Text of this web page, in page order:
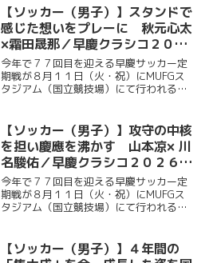
ピッチに立つ。今回ケイスポでは選手だ
けではなく、グラウンド...
【ソッカー（男子）】スタンドで
感じた想いをプレーに 秋元心太
×霜田晟那／早慶クラシコ２０２
６直前企画第３弾
今年で７７回目を迎える早慶サッカー定
期戦が８月１１日（火・祝）にMUFGス
タジアム（国立競技場）にて行われる。
ッチに立つ。今回ケイスポでは選手だけ
ではなく、グラウンドマ...
【ソッカー（男子）】攻守の中核
を担い慶應を沸かす 山本凉× 川
名駿佑／早慶クラシコ２０２６直
前企画第２弾
今年で７７回目を迎える早慶サッカー定
期戦が８月１１日（火・祝）にMUFGス
タジアム（国立競技場）にて行われる。
ッチに立つ。今回ケイスポでは選手だけ
ではなく、グラウンドマ...
【ソッカー（男子）】４年間の